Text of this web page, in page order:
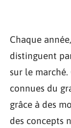
Chaque
distinguent
sur le marché.
connues du
grâce à des
des concepts